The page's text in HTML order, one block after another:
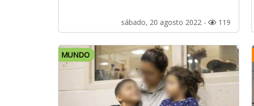
sábado, 20 agosto 2022 - 119
MUNDO